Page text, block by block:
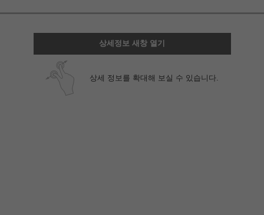
상세정보 새창 열기
상세 정보를 확대해 보실 수 있습니다.